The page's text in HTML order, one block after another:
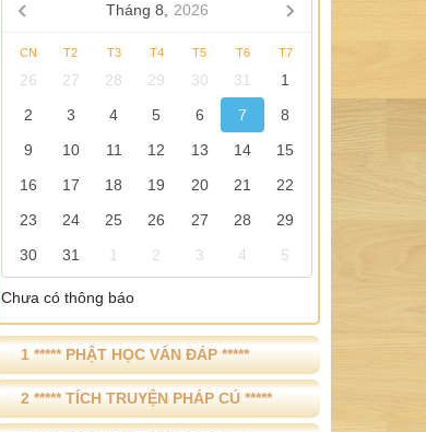
Tháng 8, 2026
CN T2 T3 T4 T5 T6 T7
26 27 28 29 30 31
1
2
3 4 5 6 7
8
9
10 11 12 13 14
15
16
17 18 19 20 21
22
23
24 25 26 27 28
29
30
31 1 2 3 4 5
Chưa có thông báo
1 ***** PHẬT HỌC VẤN ĐÁP *****
2 ***** TÍCH TRUYỆN PHÁP CÚ *****